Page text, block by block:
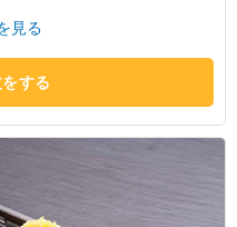
見る
する